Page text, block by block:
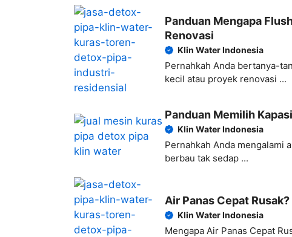
Panduan Mengapa
Renovasi
Klin Water Indonesia
Pernahkah Anda bertanya-
kecil atau proyek renovasi ...
Panduan Memilih
Klin Water Indonesia
Pernahkah Anda mengalami
berbau tak sedap ...
Air Panas Cepat
Klin Water Indonesia
Mengapa Air Panas Cepat